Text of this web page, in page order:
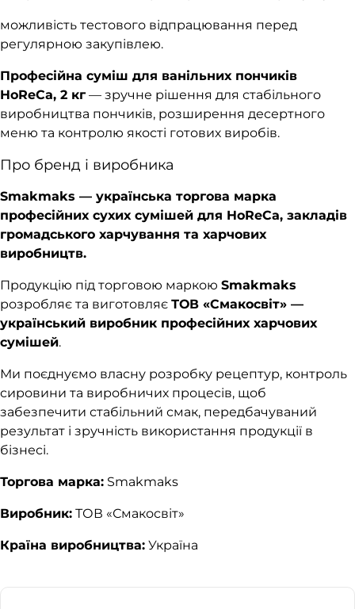
можливість тестового відпрацювання перед
регулярною закупівлею.
Професійна суміш для ванільних пончиків
HoReCa, 2 кг— зручне рішення для стабільного
виробництва пончиків, розширення десертного
меню та контролю якості готових виробів.
Про бренд і виробника
Smakmaks — українська торгова марка
професійних сухих сумішей для HoReCa, закладів
громадського харчування та харчових
виробництв.
Продукцію під торговою маркою Smakmaks
розробляє та виготовляє ТОВ «Смакосвіт» —
український виробник професійних харчових
сумішей.
Ми поєднуємо власну розробку рецептур, контроль
сировини та виробничих процесів, щоб
забезпечити стабільний смак, передбачуваний
результат і зручність використання продукції в
бізнесі.
Торгова марка: Smakmaks
Виробник: ТОВ «Смакосвіт»
Країна виробництва: Україна